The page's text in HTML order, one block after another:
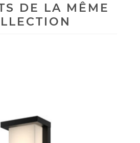
DE LA MÊME